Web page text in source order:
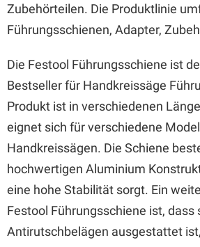
Zubehörteilen. Die Produktlinie
Führungsschienen, Adapter,
Die Festool Führungsschiene ist
Bestseller für Handkreissäge
Produkt ist in verschiedenen
eignet sich für verschiedene
Handkreissägen. Die Schiene
hochwertigen Aluminium
eine hohe Stabilität sorgt. Ein
Festool Führungsschiene ist, dass
Antirutschbelägen ausgestattet